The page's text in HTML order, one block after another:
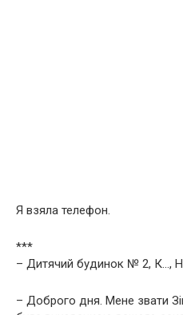
Я взяла телефон.
***
– Дитячий будинок № 2, К…,
– Доброго дня. Мене звати